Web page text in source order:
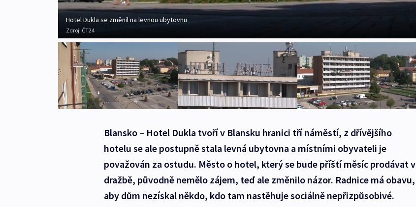
Hotel Dukla se změnil na levnou ubytovnu
Zdroj: ČT24
Blansko – Hotel Dukla tvoří v Blansku hranici tří náměstí, z dřívějšího
hotelu se ale postupně stala levná ubytovna a místními obyvateli je
považován za ostudu. Město o hotel, který se bude příští měsíc prodávat v
dražbě, původně nemělo zájem, teď ale změnilo názor. Radnice má obavu,
aby dům nezískal někdo, kdo tam nastěhuje sociálně nepřizpůsobivé.